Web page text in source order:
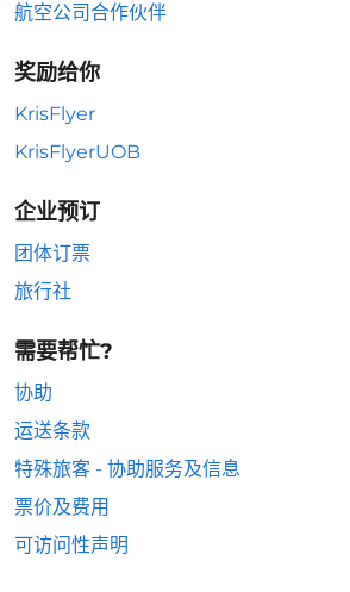
航空公司合作伙伴
奖励给你
KrisFlyer
KrisFlyerUOB
企业预订
团体订票
旅行社
需要帮忙?
协助
运送条款
特殊旅客 - 协助服务及信息
票价及费用
可访问性声明